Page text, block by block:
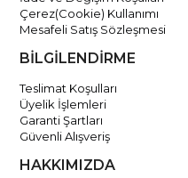
Çerez(Cookie) Kullanımı
Mesafeli Satış Sözleşmesi
BİLGİLENDİRME
Teslimat Koşulları
Üyelik İşlemleri
Garanti Şartları
Güvenli Alışveriş
HAKKIMIZDA